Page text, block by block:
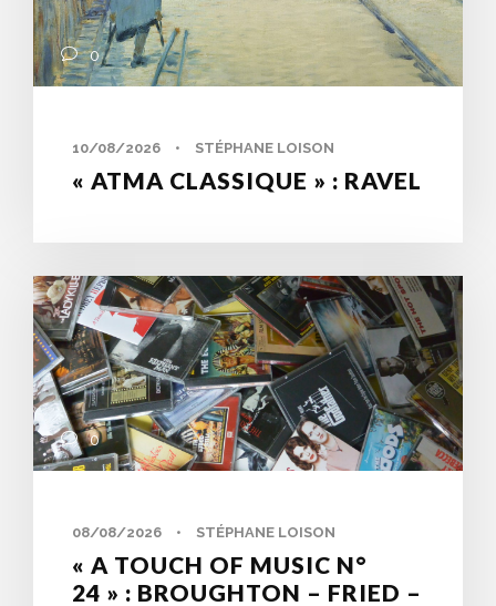
0
10/08/2026 • STÉPHANE LOISON
« ATMA CLASSIQUE » : RAVEL
0
08/08/2026 • STÉPHANE LOISON
« A TOUCH OF MUSIC N°
24 » : BROUGHTON – FRIED –